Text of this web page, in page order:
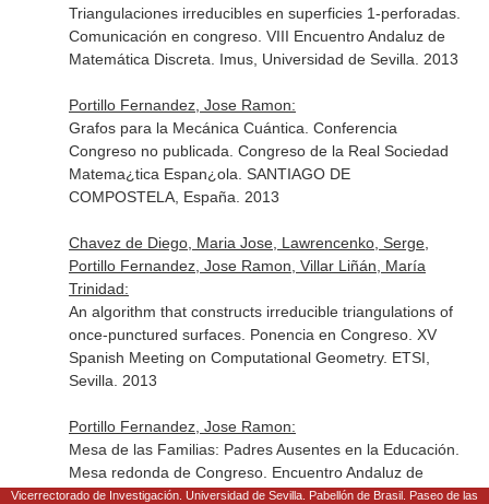
Triangulaciones irreducibles en superficies 1-perforadas.
Comunicación en congreso. VIII Encuentro Andaluz de
Matemática Discreta. Imus, Universidad de Sevilla. 2013
Portillo Fernandez, Jose Ramon:
Grafos para la Mecánica Cuántica. Conferencia
Congreso no publicada. Congreso de la Real Sociedad
Matema¿tica Espan¿ola. SANTIAGO DE
COMPOSTELA, España. 2013
Chavez de Diego, Maria Jose, Lawrencenko, Serge,
Portillo Fernandez, Jose Ramon, Villar Liñán, María
Trinidad:
An algorithm that constructs irreducible triangulations of
once-punctured surfaces. Ponencia en Congreso. XV
Spanish Meeting on Computational Geometry. ETSI,
Sevilla. 2013
Portillo Fernandez, Jose Ramon:
Mesa de las Familias: Padres Ausentes en la Educación.
Mesa redonda de Congreso. Encuentro Andaluz de
Blogs Educativos. 2012
Vicerrectorado de Investigación. Universidad de Sevilla. Pabellón de Brasil. Paseo de las